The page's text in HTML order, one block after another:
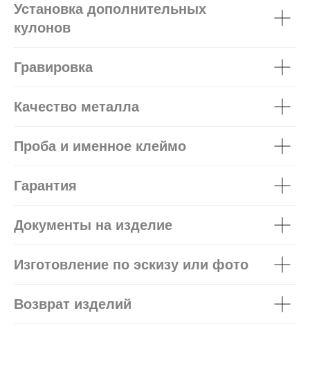
Установка дополнительных
кулонов
Гравировка
Качество металла
Проба и именное клеймо
Гарантия
Документы на изделие
Изготовление по эскизу или фото
Возврат изделий